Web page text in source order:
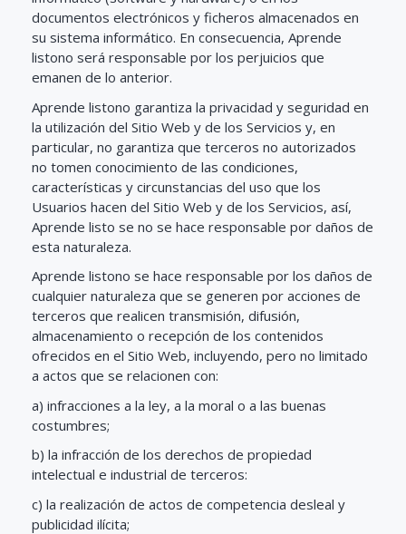
documentos electrónicos y ficheros almacenados en
su sistema informático. En consecuencia, Aprende
listono será responsable por los perjuicios que
emanen de lo anterior.
Aprende listono garantiza la privacidad y seguridad en
la utilización del Sitio Web y de los Servicios y, en
particular, no garantiza que terceros no autorizados
no tomen conocimiento de las condiciones,
características y circunstancias del uso que los
Usuarios hacen del Sitio Web y de los Servicios, así,
Aprende listo se no se hace responsable por daños de
esta naturaleza.
Aprende listono se hace responsable por los daños de
cualquier naturaleza que se generen por acciones de
terceros que realicen transmisión, difusión,
almacenamiento o recepción de los contenidos
ofrecidos en el Sitio Web, incluyendo, pero no limitado
a actos que se relacionen con:
a) infracciones a la ley, a la moral o a las buenas
costumbres;
b) la infracción de los derechos de propiedad
intelectual e industrial de terceros:
c) la realización de actos de competencia desleal y
publicidad ilícita;